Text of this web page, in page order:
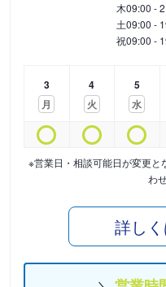
木09:00 -
土09:00 -
祝09:00 -
3
月
4
火
5
水
※営業日・相談可能日が変更
わ
詳し